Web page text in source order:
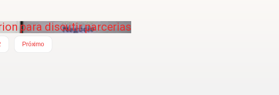
para discutir parcerias
Próximo